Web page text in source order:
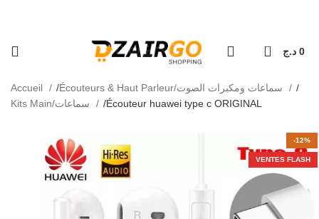
0 0 د.ج
Accueil
Écouteur huawei type c ORIGINAL
-12%
VENTES FLASH